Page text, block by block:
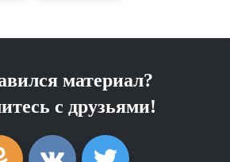
материал?
с друзьями!